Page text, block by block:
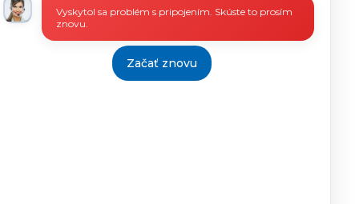
Vyskytol sa problém s pripojením. Skúste to prosím
znovu.
Začať znovu